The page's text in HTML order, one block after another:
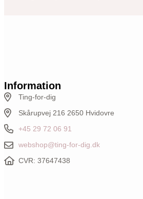
Information
Ting-for-dig
Skårupvej 216 2650 Hvidovre
+45 29 72 06 91
webshop@ting-for-dig.dk
CVR: 37647438